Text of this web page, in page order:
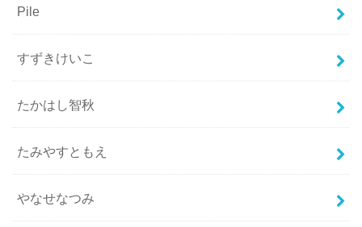
Pile
すずきけいこ
たかはし智秋
たみやすともえ
やなせなつみ